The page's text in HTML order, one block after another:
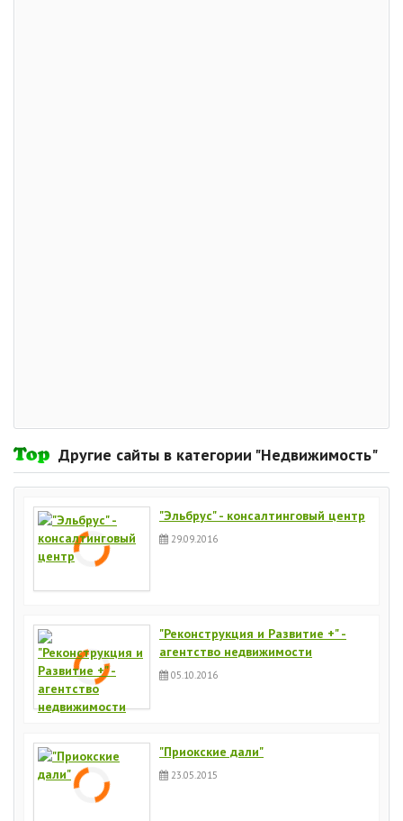
Другие сайты в категории "Недвижимость"
"Эльбрус" - консалтинговый центр
29.09.2016
"Реконструкция и Развитие +" -
агентство недвижимости
05.10.2016
"Приокские дали"
23.05.2015